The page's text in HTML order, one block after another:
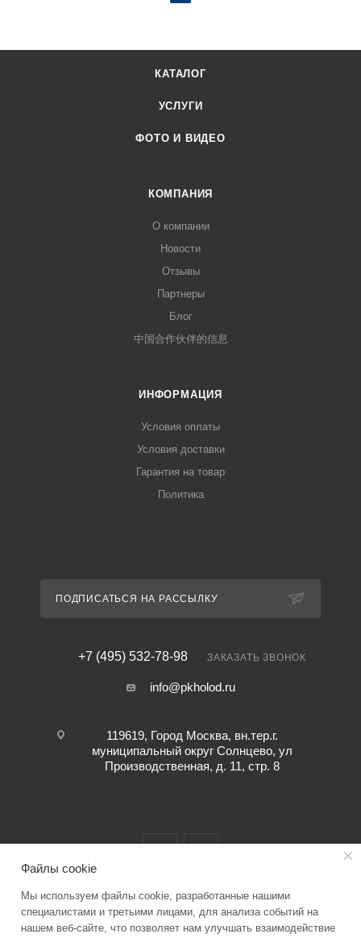
КАТАЛОГ
УСЛУГИ
ФОТО И ВИДЕО
КОМПАНИЯ
О компании
Новости
Отзывы
Партнеры
Блог
中国合作伙伴的信息
ИНФОРМАЦИЯ
Условия оплаты
Условия доставки
Гарантия на товар
Политика
ПОДПИСАТЬСЯ НА РАССЫЛКУ
+7 (495) 532-78-98 ЗАКАЗАТЬ ЗВОНОК
info@pkholod.ru
119619, Город Москва, вн.тер.г.
муниципальный округ Солнцево, ул
Производственная, д. 11, стр. 8
2026 © “ПК ХОЛОД” info@pkholod.ru Информация о товаре,
представленная на сайте служит для ознакомления. Технические
Файлы cookie
Мы используем файлы cookie, разработанные нашими
специалистами и третьими лицами, для анализа событий на
нашем веб-сайте, что позволяет нам улучшать взаимодействие